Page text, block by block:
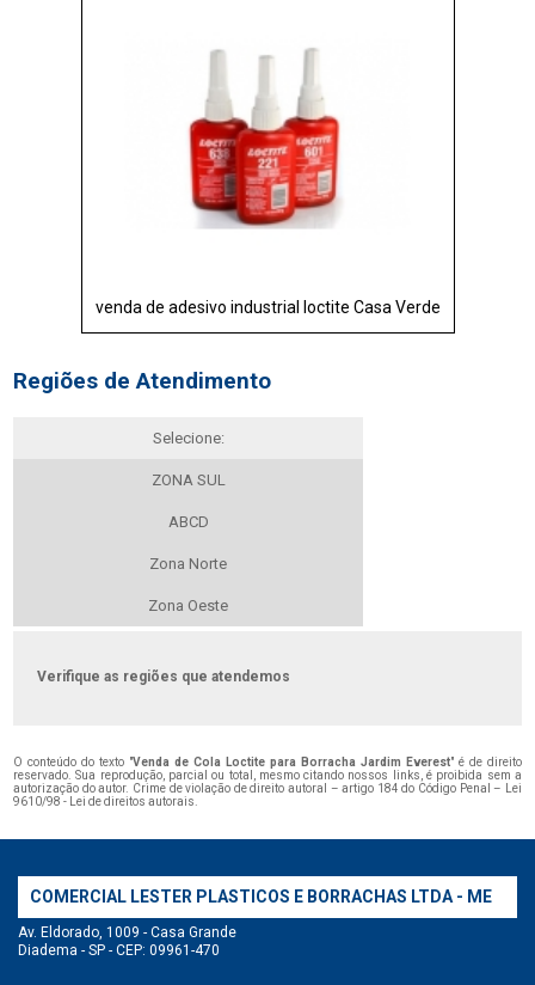
venda de adesivo industrial loctite Casa Verde
Regiões de Atendimento
Selecione:
ZONA SUL
ABCD
Zona Norte
Zona Oeste
Verifique as regiões que atendemos
O conteúdo do texto "Venda de Cola Loctite para Borracha Jardim Everest" é de direito
reservado. Sua reprodução, parcial ou total, mesmo citando nossos links, é proibida sem a
autorização do autor. Crime de violação de direito autoral – artigo 184 do Código Penal – Lei
9610/98 - Lei de direitos autorais.
COMERCIAL LESTER PLASTICOS E BORRACHAS LTDA - ME
Av. Eldorado, 1009 - Casa Grande
Diadema - SP - CEP: 09961-470